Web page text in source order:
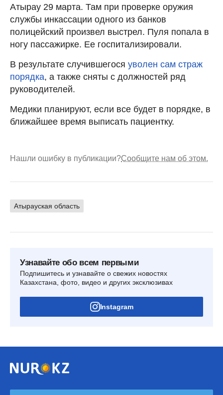
Атырау 29 марта. Там при проверке оружия
службы инкассации одного из банков
полицейский произвел выстрел. Пуля попала в
ногу пассажирке. Ее госпитализировали.
В результате случившегося уволен сам страж
порядка, а также сняты с должностей ряд
руководителей.
Медики планируют, если все будет в порядке, в
ближайшее время выписать пациентку.
Нашли ошибку в публикации?Сообщите нам об этом.
Атырауская область
Узнавайте обо всем первыми
Подпишитесь и узнавайте о свежих новостях
Казахстана, фото, видео и других эксклюзивах
Instagram